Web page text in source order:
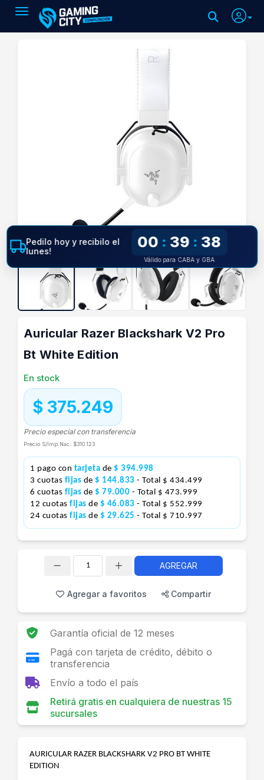
Toggle navigation
Auricular Razer Blackshark V2 Pro
Bt White Edition
En stock
$ 375.249
Precio especial con transferencia
Precio S/Imp.Nac. $310.123
1 pago con tarjeta de $ 394.998
3 cuotas fijas de $ 144.833 - Total $ 434.499
6 cuotas fijas de $ 79.000 - Total $ 473.999
12 cuotas fijas de $ 46.083 - Total $ 552.999
24 cuotas fijas de $ 29.625 - Total $ 710.997
Pedilo hoy y recibilo el
lunes!
00 : 39 : 37
Válido para CABA y GBA
AGREGAR
Agregar a favoritos Compartir
Garantía oficial de 12 meses
Pagá con tarjeta de crédito, débito o
transferencia
Envío a todo el país
Retirá gratis en cualquiera de nuestras 15
sucursales
AURICULAR RAZER BLACKSHARK V2 PRO BT WHITE
EDITION